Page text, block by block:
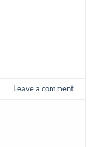
Leave a comment